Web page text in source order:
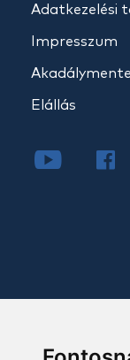
Adatkezelési
Impresszum
Elállás